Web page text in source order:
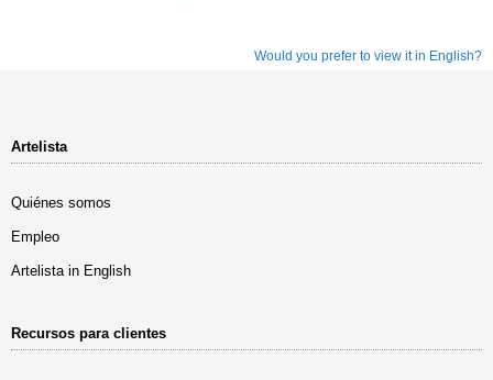
Would you prefer to view it in English?
Artelista
Quiénes somos
Empleo
Artelista in English
Recursos para clientes